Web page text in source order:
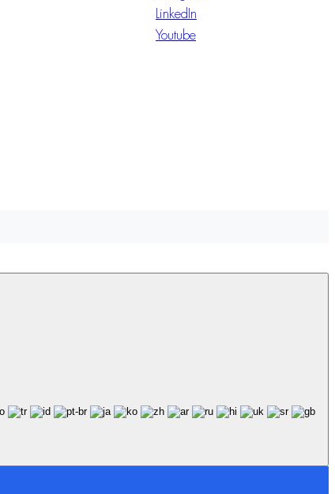
LinkedIn
Youtube